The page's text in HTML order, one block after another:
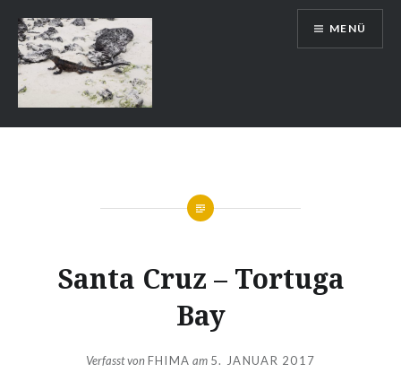
Inhalt
springen
Auslandsschuldienst
MENÜ
Santa Cruz – Tortuga
Bay
Verfasst vonFHIMA am 5. JANUAR 2017